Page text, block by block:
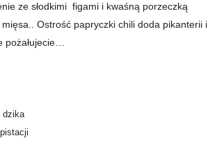
ze słodkimi figami i kwaśną porzeczką
Ostrość papryczki chili doda pikanterii i
dzika